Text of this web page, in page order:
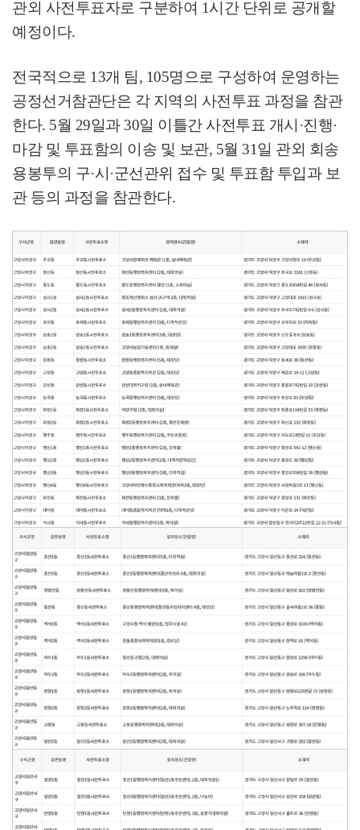
관외 사전투표자로 구분하여 1시간 단위로 공개할
예정이다.
전국적으로 13개 팀, 105명으로 구성하여 운영하는
공정선거참관단은 각 지역의 사전투표 과정을 참관
한다. 5월 29일과 30일 이틀간 사전투표 개시 ·진행·
마감 및 투표함의 이송 및 보관, 5월 31일 관외 회송
용봉투의 구·시·군선관위 접수 및 투표함 투입과 보
관 등의 과정을 참관한다.